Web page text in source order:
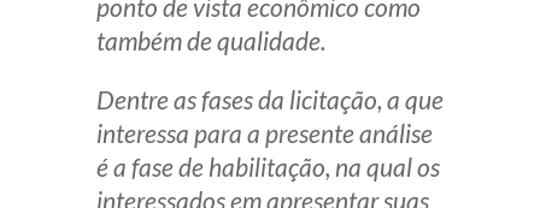
Av. Sete de Setembro, 4698
Batel Curitiba/PR CEP80240-000
Telefone (41) 2109-8666
Whatsapp (41) 98881-6616
ponto de vista econômico como
também de qualidade.
Dentre as fases da licitação, a que
interessa para a presente análise
é a fase de habilitação, na qual os
interessados em apresentar suas